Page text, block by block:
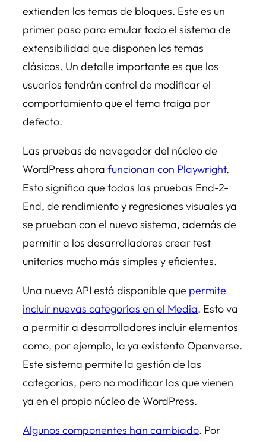
extienden los temas de bloques. Este es un
primer paso para emular todo el sistema de
extensibilidad que disponen los temas
clásicos. Un detalle importante es que los
usuarios tendrán control de modificar el
comportamiento que el tema traiga por
defecto.
Las pruebas de navegador del núcleo de
WordPress ahora funcionan con Playwright.
Esto significa que todas las pruebas End-2-
End, de rendimiento y regresiones visuales ya
se prueban con el nuevo sistema, además de
permitir a los desarrolladores crear test
unitarios mucho más simples y eficientes.
Una nueva API está disponible que permite
incluir nuevas categorías en el Media. Esto va
a permitir a desarrolladores incluir elementos
como, por ejemplo, la ya existente Openverse.
Este sistema permite la gestión de las
categorías, pero no modificar las que vienen
ya en el propio núcleo de WordPress.
Algunos componentes han cambiado. Por